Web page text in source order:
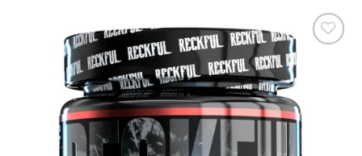
Добавить
Вишлист